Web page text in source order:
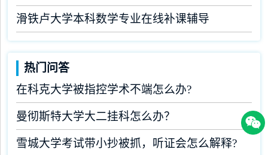
滑铁卢大学本科数学专业在线补课辅导
热门问答
在科克大学被指控学术不端怎么办?
曼彻斯特大学大二挂科怎么办？
雪城大学考试带小抄被抓，听证会怎么解释?